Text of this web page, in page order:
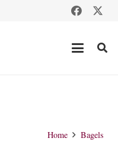
Home Bagels